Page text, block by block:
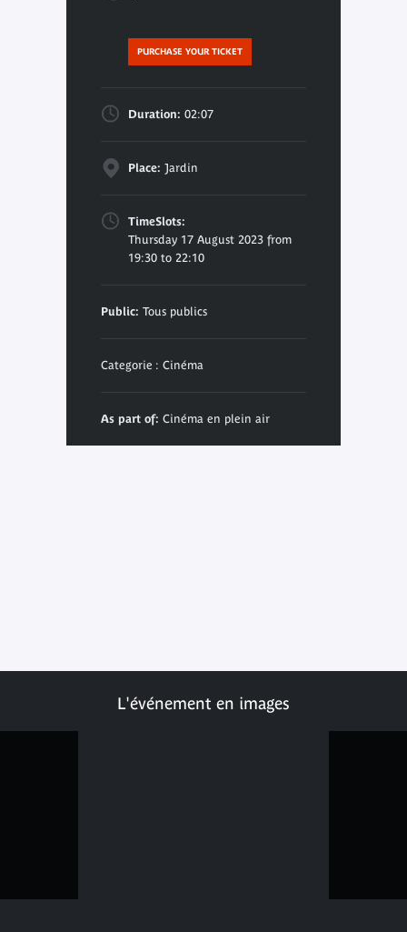
PURCHASE YOUR TICKET
Duration: 02:07
Place: Jardin
TimeSlots:
Thursday 17 August 2023 from
19:30 to 22:10
Public: Tous publics
Categorie : Cinéma
As part of: Cinéma en plein air
L'événement en images